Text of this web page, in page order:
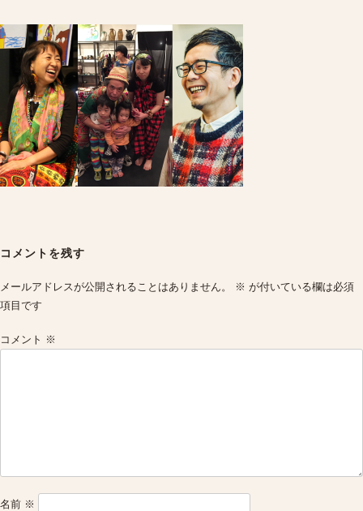
navigation
コメントを残す
メールアドレスが公開されることはありません。 ※ が付いている欄は必須
項目です
コメント ※
名前 ※